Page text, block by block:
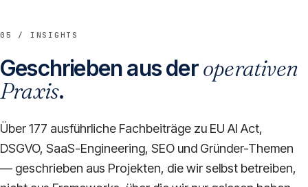
05 / INSIGHTS
Geschrieben aus deroperativen
Praxis.
Über 177 ausführliche Fachbeiträge zu EU AI Act,
DSGVO, SaaS-Engineering, SEO und Gründer-Themen
— geschrieben aus Projekten, die wir selbst betreiben,